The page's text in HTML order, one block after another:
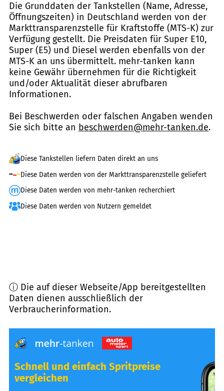
Die Grunddaten der Tankstellen (Name, Adresse,
Öffnungszeiten) in Deutschland werden von der
Markttransparenzstelle für Kraftstoffe (MTS-K) zur
Verfügung gestellt. Die Preisdaten für Super E10,
Super (E5) und Diesel werden ebenfalls von der
MTS-K an uns übermittelt. mehr-tanken kann
keine Gewähr übernehmen für die Richtigkeit
und/oder Aktualität dieser abrufbaren
Informationen.
Bei Beschwerden oder falschen Angaben wenden
Sie sich bitte an beschwerden@mehr-tanken.de.
Diese Tankstellen liefern Daten direkt an uns
Diese Daten werden von der Markttransparenzstelle geliefert
Diese Daten werden von mehr-tanken recherchiert
Diese Daten werden von Nutzern gemeldet
ⓘ Die auf dieser Webseite/App bereitgestellten
Daten dienen ausschließlich der
Verbraucherinformation.
Schnell und einfach Spritpreise
vergleichen